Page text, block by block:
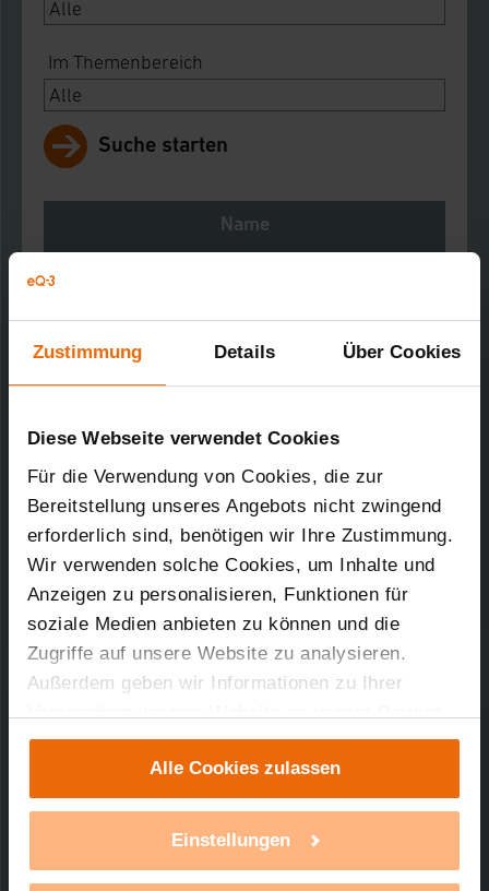
Zustimmung Details Über Cookies
Diese Webseite verwendet Cookies
Für die Verwendung von Cookies, die zur
Bereitstellung unseres Angebots nicht zwingend
erforderlich sind, benötigen wir Ihre Zustimmung.
Wir verwenden solche Cookies, um Inhalte und
Anzeigen zu personalisieren, Funktionen für
soziale Medien anbieten zu können und die
Zugriffe auf unsere Website zu analysieren.
Außerdem geben wir Informationen zu Ihrer
Verwendung unserer Website an unsere Partner
für soziale Medien, Werbung und Analysen weiter.
Unsere Partner führen diese Informationen
möglicherweise mit weiteren Daten zusammen,
die Sie ihnen bereitgestellt haben oder die sie im
Alle Cookies zulassen
Einstellungen
Im Themenbereich
Suche starten
Name
KS550 Kombisensor
Kurz-Bez.: KS550
Artikel-Nr.: 73032
23.07.2013
39,86 KB
Technischer Support
unserer Produkte?
mehr Infos